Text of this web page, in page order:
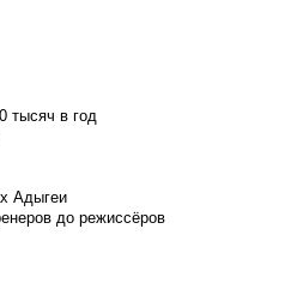
тысяч в год
Адыгеи
до режиссёров